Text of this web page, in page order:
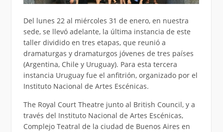
Del lunes 22 al miércoles 31 de enero, en nuestra
sede, se llevó adelante, la última instancia de este
taller dividido en tres etapas, que reunió a
dramaturgas y dramaturgos jóvenes de tres países
(Argentina, Chile y Uruguay). Para esta tercera
instancia Uruguay fue el anfitrión, organizado por el
Instituto Nacional de Artes Escénicas.
The Royal Court Theatre junto al British Council, y a
través del Instituto Nacional de Artes Escénicas,
Complejo Teatral de la ciudad de Buenos Aires en